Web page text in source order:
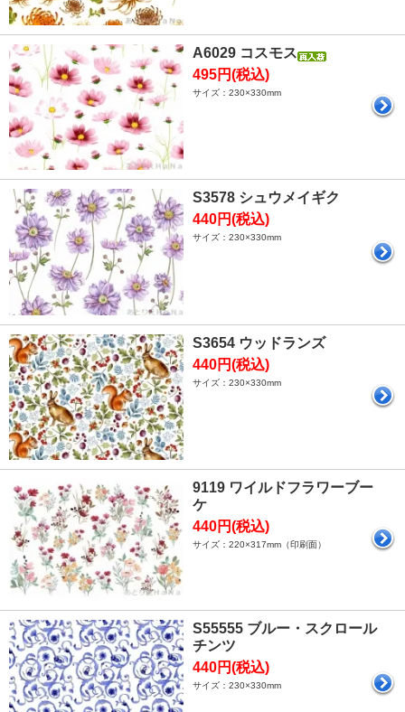
A6029 コスモス
495円(税込)
サイズ：230×330mm
S3578 シュウメイギク
440円(税込)
サイズ：230×330mm
S3654 ウッドランズ
440円(税込)
サイズ：230×330mm
9119 ワイルドフラワーブー
ケ
440円(税込)
サイズ：220×317mm（印刷面）
S55555 ブルー・スクロール
チンツ
440円(税込)
サイズ：230×330mm